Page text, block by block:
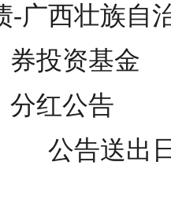
-广西壮族自
                券投资基金
                分红公告